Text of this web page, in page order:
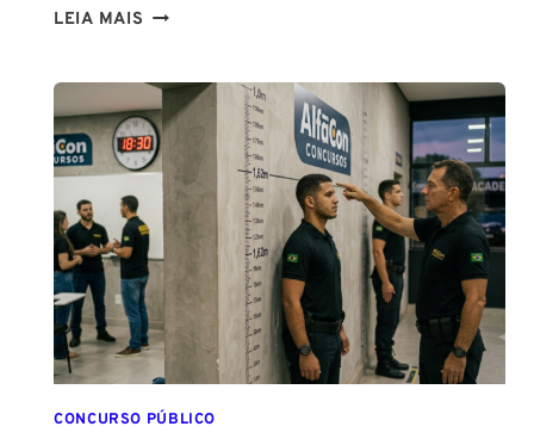
LEIA MAIS CONCURSOS
PMPE
2026:
ATÉ
FINAL
DESTE
ANO!
CONCURSO PÚBLICO